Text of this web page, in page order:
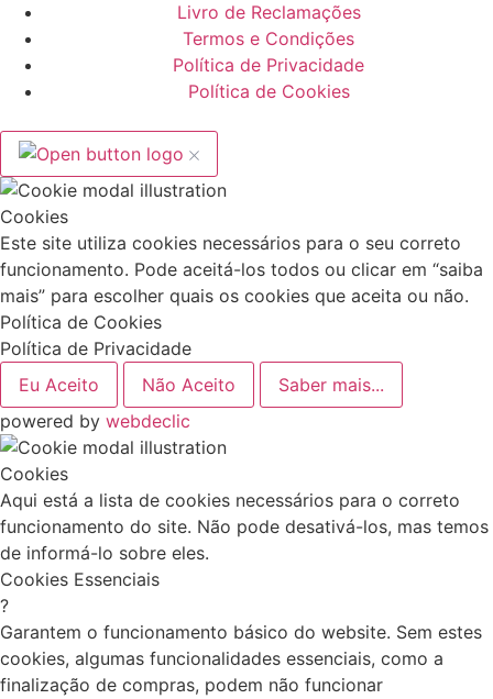
Livro de Reclamações
Termos e Condições
Política de Privacidade
Política de Cookies
Cookies
Este site utiliza cookies necessários para o seu correto
funcionamento. Pode aceitá-los todos ou clicar em “saiba
mais” para escolher quais os cookies que aceita ou não.
Política de Cookies
Política de Privacidade
Eu Aceito
Não Aceito
Saber mais...
powered by webdeclic
Cookies
Aqui está a lista de cookies necessários para o correto
funcionamento do site. Não pode desativá-los, mas temos
de informá-lo sobre eles.
Cookies Essenciais
?
Garantem o funcionamento básico do website. Sem estes
cookies, algumas funcionalidades essenciais, como a
finalização de compras, podem não funcionar